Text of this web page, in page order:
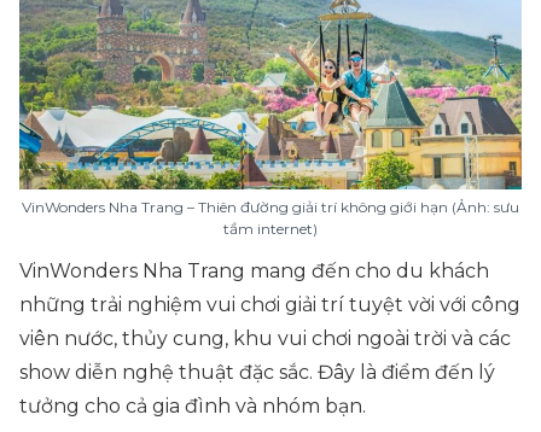
VinWonders Nha Trang – Thiên đường giải trí không giới hạn (Ảnh: sưu
tầm internet)
VinWonders Nha Trang mang đến cho du khách
những trải nghiệm vui chơi giải trí tuyệt vời với công
viên nước, thủy cung, khu vui chơi ngoài trời và các
show diễn nghệ thuật đặc sắc. Đây là điểm đến lý
tưởng cho cả gia đình và nhóm bạn.